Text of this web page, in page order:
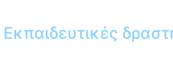
Εκπαιδευτικές